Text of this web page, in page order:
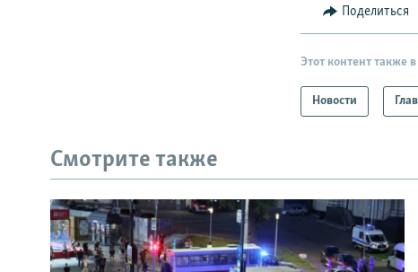
Поделиться
Этот контент также
Новости
Смотрите также